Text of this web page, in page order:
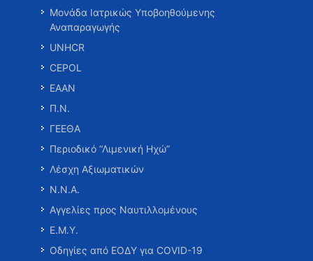
Μονάδα Ιατρικώς Υποβοηθούμενης
Αναπαραγωγής
UNHCR
CEPOL
ΕΑΑΝ
Π.Ν.
ΓΕΕΘΑ
Περιοδικό “Λιμενική Ηχώ”
Λέσχη Αξιωματικών
Ν.Ν.Α.
Αγγελίες προς Ναυτιλλομένους
Ε.Μ.Υ.
Οδηγίες από ΕΟΔΥ για COVID-19